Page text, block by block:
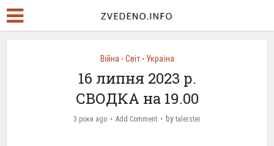
Війна • Світ • Україна
16 липня 2023 р.
СВОДКА на 19.00
3 роки ago Add Comment by talerster